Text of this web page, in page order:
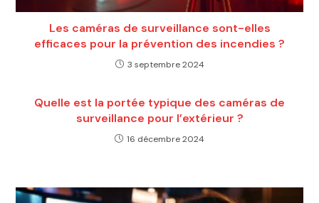
Les caméras de surveillance sont-elles
efficaces pour la prévention des incendies ?
3 septembre 2024
Quelle est la portée typique des caméras de
surveillance pour l’extérieur ?
16 décembre 2024